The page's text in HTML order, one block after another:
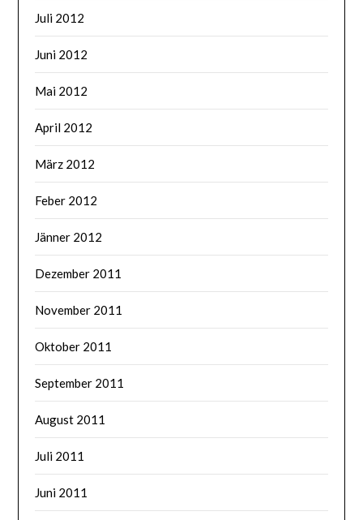
Juli 2012
Juni 2012
Mai 2012
April 2012
März 2012
Feber 2012
Jänner 2012
Dezember 2011
November 2011
Oktober 2011
September 2011
August 2011
Juli 2011
Juni 2011